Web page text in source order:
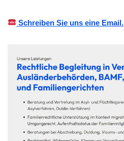
Schreiben Sie uns eine Email.